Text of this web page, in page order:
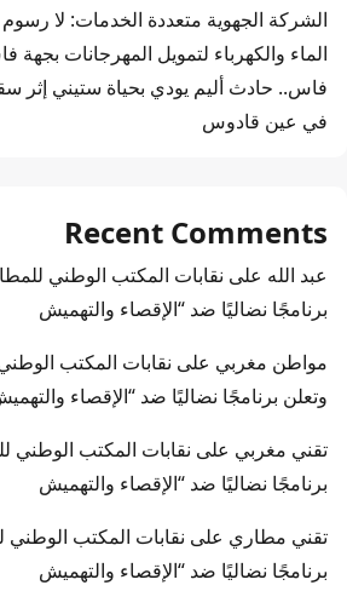
الشركة الجهوية متعددة الخدمات: لا رسوم
الماء والكهرباء لتمويل المهرجانات
فاس.. حادث أليم يودي بحياة ستيني إثر
في عين قادوس
Recent Comments
عبد الله على نقابات المكتب الوطني
برنامجًا نضاليًا ضد “الإقصاء والتهميش
مواطن مغربي على نقابات المكتب
وتعلن برنامجًا نضاليًا ضد “الإقصاء
تقني مغربي على نقابات المكتب الوطني
برنامجًا نضاليًا ضد “الإقصاء والتهميش
تقني مطاري على نقابات المكتب
برنامجًا نضاليًا ضد “الإقصاء والتهميش